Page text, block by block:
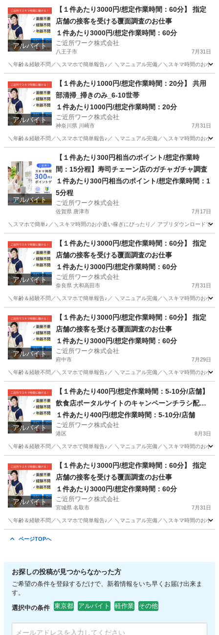
その他 1件
アルバイト
【１件あたり3000円/想定作業時間：60分】 指定
店舗の接客を受ける覆面調査のお仕事
１件あたり3000円/想定作業時間：60分
ご近所ワーク株式会社
八王子市 7月31日
＼年齢＆経験不問／＼スマホで簡単報告♪／ ＼マニュアル完備／＼スキマ時間のお小
その他
アルバイト
【１件あたり1000円/想定作業時間：20分】 共用
部清掃_掃きのみ_6-10世帯
１件あたり1000円/想定作業時間：20分
ご近所ワーク株式会社
神奈川県 川崎市 7月31日
＼年齢＆経験不問／＼スマホで簡単報告♪／ ＼マニュアル完備／＼スキマ時間のお小
その他
アルバイト
【１件あたり300円相当のポイント/想定作業時
間：15分程】寿司チェーン店のガチャガチャ調査
１件あたり300円相当のポイント/想定作業時間：1
5分程
ご近所ワーク株式会社
佐賀県 唐津市 7月17日
＼スマホで簡単♪／＼スキマ時間のお小遣い稼ぎにぴったり／ アプリダウンロードで
その他 ガチャガチャ
アルバイト
【１件あたり3000円/想定作業時間：60分】 指定
店舗の接客を受ける覆面調査のお仕事
１件あたり3000円/想定作業時間：60分
ご近所ワーク株式会社
奈良県 大和高田市 7月31日
＼年齢＆経験不問／＼スマホで簡単報告♪／ ＼マニュアル完備／＼スキマ時間のお小
大和高田市 その他
アルバイト
【１件あたり3000円/想定作業時間：60分】 指定
店舗の接客を受ける覆面調査のお仕事
１件あたり3000円/想定作業時間：60分
ご近所ワーク株式会社
府中市 7月29日
＼年齢＆経験不問／＼スマホで簡単報告♪／ ＼マニュアル完備／＼スキマ時間のお小
その他
アルバイト
【１件あたり400円/想定作業時間：5-10分/店舗】
飲食店ポータルサイトのキャンペーンチラシ配布
＆ご利用案内業務
１件あたり400円/想定作業時間：5-10分/店舗
ご近所ワーク株式会社
港区 8月3日
＼年齢＆経験不問／＼スマホで簡単報告♪／ ＼マニュアル完備／＼スキマ時間のお小
販売
アルバイト
【１件あたり3000円/想定作業時間：60分】 指定
店舗の接客を受ける覆面調査のお仕事
１件あたり3000円/想定作業時間：60分
ご近所ワーク株式会社
宮城県 名取市 7月31日
＼年齢＆経験不問／＼スマホで簡単報告♪／ ＼マニュアル完備／＼スキマ時間のお小
ページTOPへ
お探しの投稿が見つからなかった方
ご希望の条件を登録するだけで、新着情報をいち早くお届け出来ま
す。
選択中の条件 東京都 アルバイト 軽作業 その他